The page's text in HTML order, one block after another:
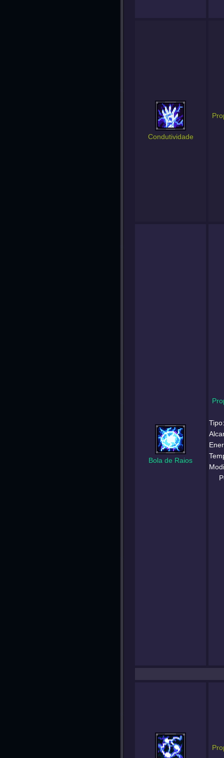
Condutividade
Bola de Raios
Tipo: